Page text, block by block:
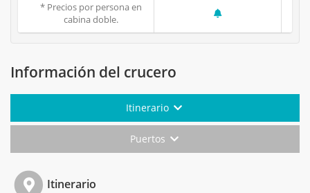
* Precios por persona en
cabina doble.
Información del crucero
Itinerario
Puertos
Itinerario